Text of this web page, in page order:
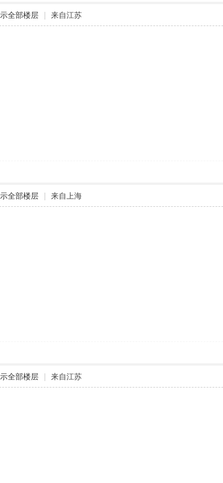
全部楼层 来自江苏
全部楼层 来自上海
全部楼层 来自江苏